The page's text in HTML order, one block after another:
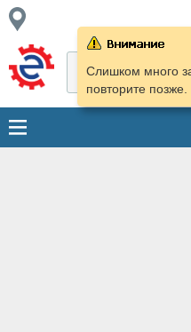
Слишком много
повторите позже.